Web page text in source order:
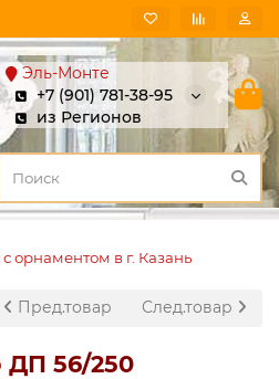
Эль-Монте
+7 (901) 781-38-95
из Регионов
орнаментом в г. Казань
Пред.товар След.товар
ДП 56/250